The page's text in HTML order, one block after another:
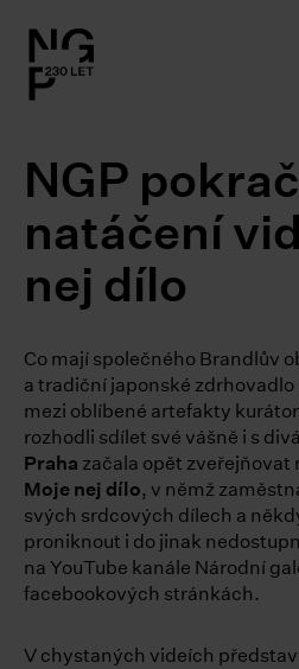
NGP
natáčení
nej dílo
Co mají společného Brandlův
a tradiční japonské
mezi oblíbené artefakty
rozhodli sdílet své vášně i s
Praha začala opět zveřejňovat
Moje nej dílo, v němž
svých srdcových dílech a
proniknout i do jinak
na YouTube kanále Národní
facebookových stránkách.
V chystaných videích